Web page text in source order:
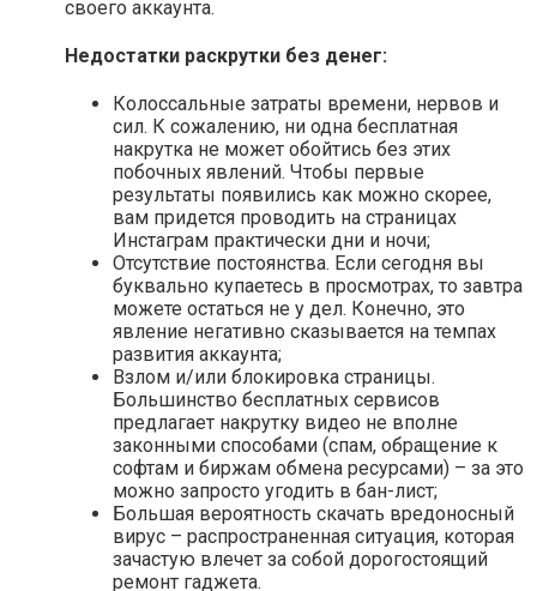
своего аккаунта.
Недостатки раскрутки без денег:
Колоссальные затраты времени, нервов и
сил. К сожалению, ни одна бесплатная
накрутка не может обойтись без этих
побочных явлений. Чтобы первые
результаты появились как можно скорее,
вам придется проводить на страницах
Инстаграм практически дни и ночи;
Отсутствие постоянства. Если сегодня вы
буквально купаетесь в просмотрах, то завтра
можете остаться не у дел. Конечно, это
явление негативно сказывается на темпах
развития аккаунта;
Взлом и/или блокировка страницы.
Большинство бесплатных сервисов
предлагает накрутку видео не вполне
законными способами (спам, обращение к
софтам и биржам обмена ресурсами) – за это
можно запросто угодить в бан-лист;
Большая вероятность скачать вредоносный
вирус – распространенная ситуация, которая
зачастую влечет за собой дорогостоящий
ремонт гаджета.